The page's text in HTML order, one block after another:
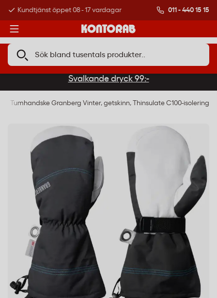
Kundtjänst öppet 08 - 17 vardagar Över 500 000
011 - 440 15 15
Svalkande dryck 99:-
Tumhandske Granberg Vinter, getskinn, Thinsulate C100-isolering